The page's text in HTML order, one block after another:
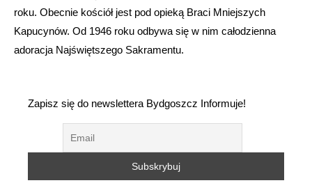
roku. Obecnie kościół jest pod opieką Braci Mniejszych
Kapucynów. Od 1946 roku odbywa się w nim całodzienna
adoracja Najświętszego Sakramentu.
Zapisz się do newslettera Bydgoszcz Informuje!